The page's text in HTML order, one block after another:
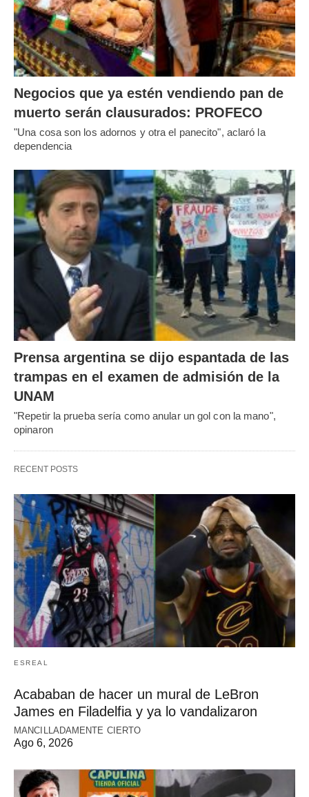
Negocios que ya estén vendiendo pan de
muerto serán clausurados: PROFECO
"Una cosa son los adornos y otra el panecito", aclaró la
dependencia
Prensa argentina se dijo espantada de las
trampas en el examen de admisión de la
UNAM
"Repetir la prueba sería como anular un gol con la mano",
opinaron
RECENT POSTS
ESREAL
Acababan de hacer un mural de LeBron
James en Filadelfia y ya lo vandalizaron
MANCILLADAMENTE CIERTO
Ago 6, 2026